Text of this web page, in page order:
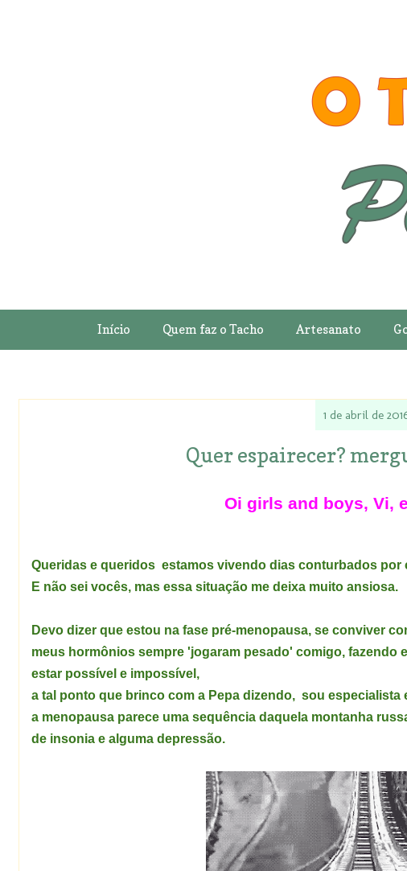
Início Quem faz o Tacho Artesanato
1 de abril de
Quer espairecer?
Oi girls and boys, Vi,
Queridas e queridos estamos vivendo dias conturbados por
E não sei vocês, mas essa situação me deixa muito ansiosa.
Devo dizer que estou na fase pré-menopausa, se conviver
meus hormônios sempre 'jogaram pesado' comigo, fazendo
estar possível e impossível,
a tal ponto que brinco com a Pepa dizendo, sou
a menopausa parece uma sequência daquela montanha
de insonia e alguma depressão.